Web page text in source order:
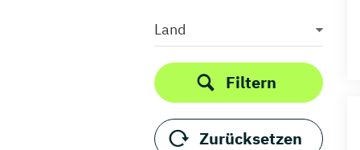
Schleswig-Holstein
Thüringen
Land
Filtern
Zurücksetzen